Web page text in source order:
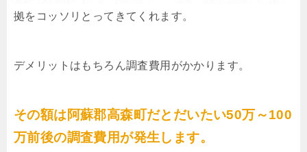
拠をコッソリとってきてくれます。
デメリットはもちろん調査費用がかかります。
その額は阿蘇郡高森町だとだいたい50万～100
万前後の調査費用が発生します。